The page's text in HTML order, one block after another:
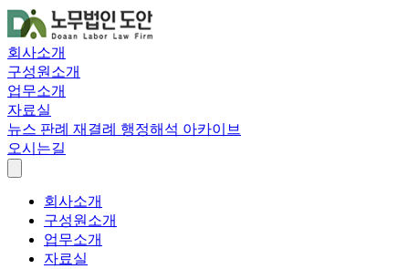
회사소개
구성원소개
업무소개
자료실
뉴스 판례 재결례 행정해석 아카이브
오시는길
회사소개
구성원소개
업무소개
자료실